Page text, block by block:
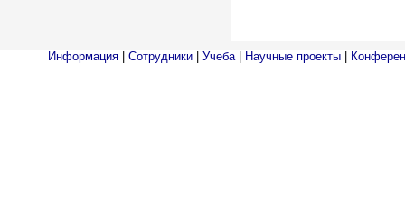
Информация Сотрудники Учеба| Научные проекты